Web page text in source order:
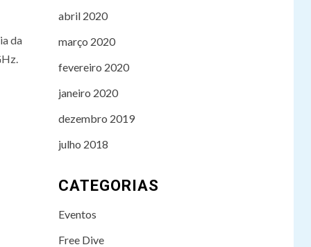
da
abril 2020
março 2020
fevereiro 2020
janeiro 2020
dezembro 2019
julho 2018
CATEGORIAS
Eventos
Free Dive
TECH